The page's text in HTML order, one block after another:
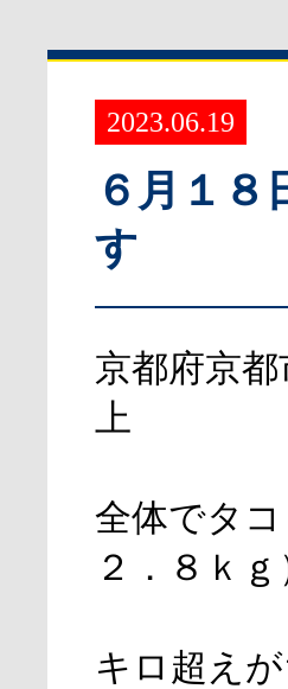
2023.06.19
６月１８
す
京都府京
上
全体でタ
２．８ｋｇ
キロ超え